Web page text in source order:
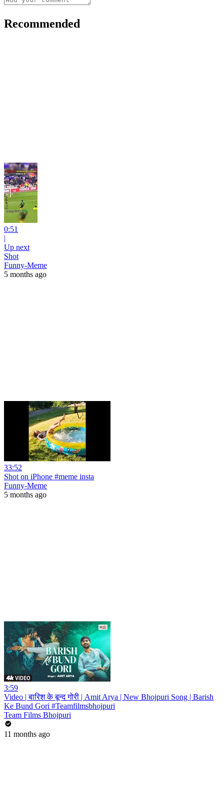
Recommended
0:51
|
Up next
Shot
Funny-Meme
5 months ago
33:52
Shot on iPhone #meme insta
Funny-Meme
5 months ago
3:59
Video | बारिश के बून्द गोरी | Amit Arya | New Bhojpuri Song | Barish
Ke Bund Gori #Teamfilmsbhojpuri
Team Films Bhojpuri
11 months ago